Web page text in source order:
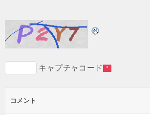
キャプチャコード *
コメント